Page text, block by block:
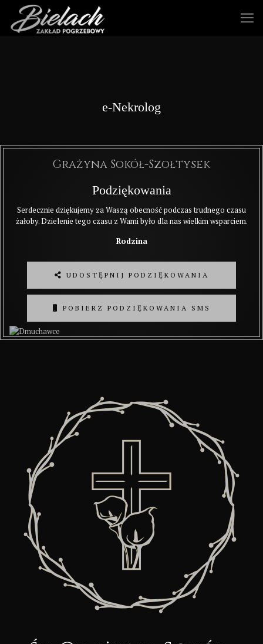
e-Nekrolog
Grażyna Sokół-Szołtysek
Podziękowania
Serdecznie dziękujemy za Waszą obecność podczas trudnego czasu
żałoby. Dzielenie tego czasu z Wami było dla nas wielkim wsparciem.
Rodzina
UDOSTĘPNIJ PODZIĘKOWANIA
POBIERZ PODZIĘKOWANIA SMS